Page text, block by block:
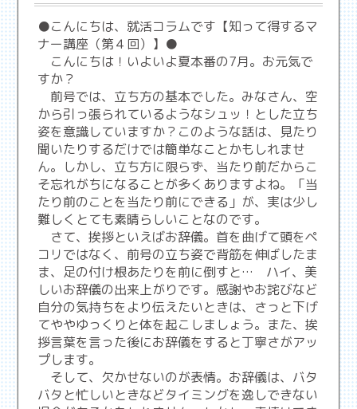
●こんにちは、就活コラムです【知って得するマ
ナー講座（第４回）】●
こんにちは！いよいよ夏本番の7月。お元気で
すか？
前号では、立ち方の基本でした。みなさん、空
から引っ張られているようなシュッ！とした立ち
姿を意識していますか？このような話は、見たり
聞いたりするだけでは簡単なことかもしれませ
ん。しかし、立ち方に限らず、当たり前だからこ
そ忘れがちになることが多くありますよね。「当
たり前のことを当たり前にできる」が、実は少し
難しくとても素晴らしいことなのです。
さて、挨拶といえばお辞儀。首を曲げて頭をペ
コリではなく、前号の立ち姿で背筋を伸ばしたま
ま、足の付け根あたりを前に倒すと… ハイ、美
しいお辞儀の出来上がりです。感謝やお詫びなど
自分の気持ちをより伝えたいときは、さっと下げ
てややゆっくりと体を起こしましょう。また、挨
拶言葉を言った後にお辞儀をすると丁寧さがアッ
プします。
そして、欠かせないのが表情。お辞儀は、バタ
バタと忙しいときなどタイミングを逸しできない